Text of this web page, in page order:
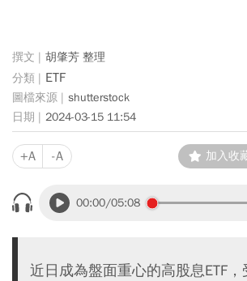
胡肇芳 整理
ETF
shutterstock
2024-03-15 11:54
+A -A 加入收
00:00/05:08
近日成為盤面重心的高股息ETF